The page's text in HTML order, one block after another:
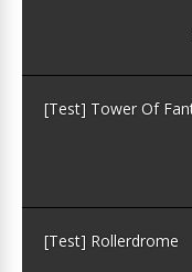
[Test] Tower Of
[Test] Rollerdrome